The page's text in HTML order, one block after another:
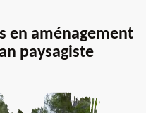
en aménagement
paysagiste